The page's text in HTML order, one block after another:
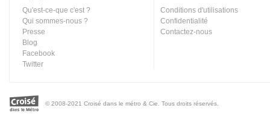
Qu'est-ce-que c'est ?
Qui sommes-nous ?
Presse
Blog
Facebook
Twitter
Conditions d'utilisations
Confidentialité
Contactez-nous
© 2008-2021 Croisé dans le métro & Cie. Tous droits réservés.